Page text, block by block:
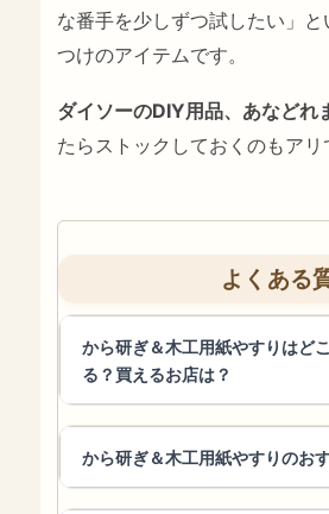
な番手を少しずつ試したい」と
つけのアイテムです。
ダイソーのDIY用品、あなどれ
たらストックしておくのもアリ
よくある
から研ぎ＆木工用紙やすりはど
る？買えるお店は？
から研ぎ＆木工用紙やすりのお